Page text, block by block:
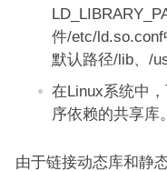
件/etc/ld.so.conf
默认路径/lib、/
在Linux系统中
序依赖的共享库。
由于链接动态库和静